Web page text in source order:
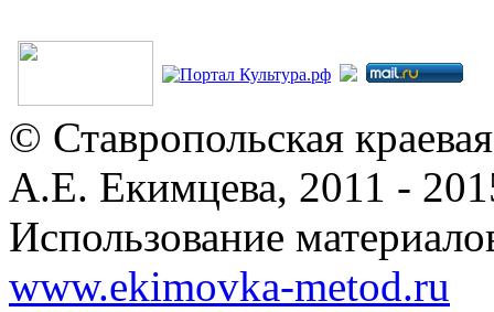
© Ставропольская
А.Е. Екимцева, 2011 -
Использование
www.ekimovka-metod.ru